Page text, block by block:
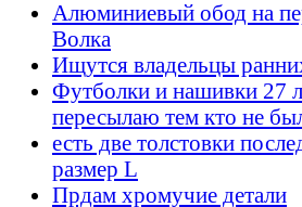
Алюминиевый обод на
Волка
Ищутся владельцы
Футболки и нашивки 27
пересылаю тем кто не
есть две толстовки
размер L
Прдам хромучие детали